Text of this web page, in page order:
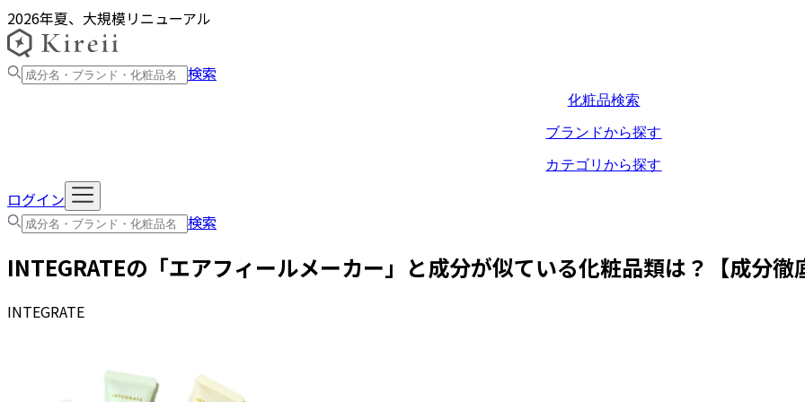
2026年夏、大規模リニューアル
検索
化粧品検索
ブランドから探す
カテゴリから探す
ログイン
検索
INTEGRATEの「エアフィールメーカー 」と成分が似ている化粧品類は？【成分徹
INTEGRATE